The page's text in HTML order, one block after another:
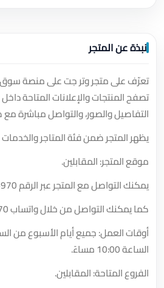
نبذة عن المتجر
تعرّف على متجر وتر جت على منصة سوق
تصفح المنتجات والإعلانات المتاحة
التفاصيل والصور، والتواصل مباشرة
يظهر المتجر ضمن فئة المتاجر
موقع المتجر: المقابلين.
يمكنك التواصل مع المتجر عبر الرقم
كما يمكنك التواصل من خلال واتساب
الساعة 10:00 مساءً.
الفروع المتاحة: المقابلين.